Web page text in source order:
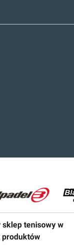
tenisowy w
produktów